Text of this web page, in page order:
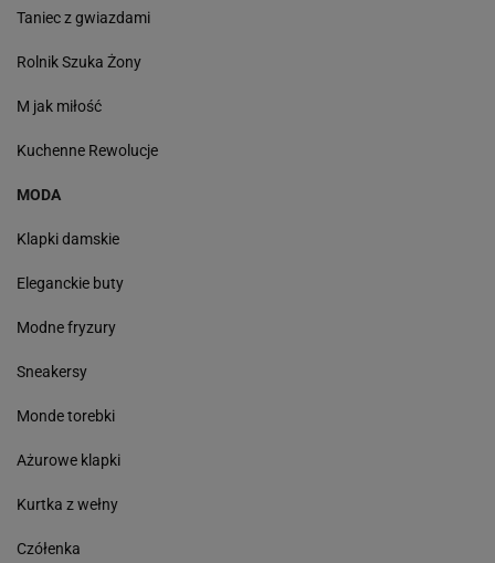
Taniec z gwiazdami
Rolnik Szuka Żony
M jak miłość
Kuchenne Rewolucje
MODA
Klapki damskie
Eleganckie buty
Modne fryzury
Sneakersy
Monde torebki
Ażurowe klapki
Kurtka z wełny
Czółenka